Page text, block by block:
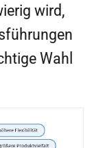
wird,
Wahl